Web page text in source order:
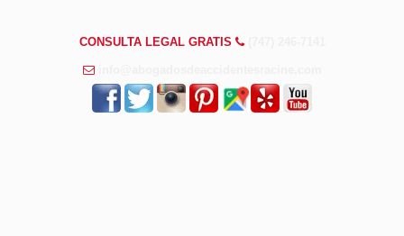
CONSULTA LEGAL GRATIS